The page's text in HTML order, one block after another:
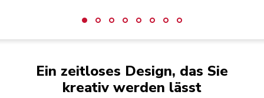
Ein zeitloses Design, das Sie
kreativ werden lässt